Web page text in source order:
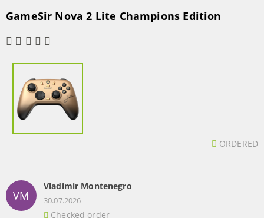
GameSir Nova 2 Lite Champions Edition
ORDERED
VM
Vladimir Montenegro
30.07.2026
Checked order